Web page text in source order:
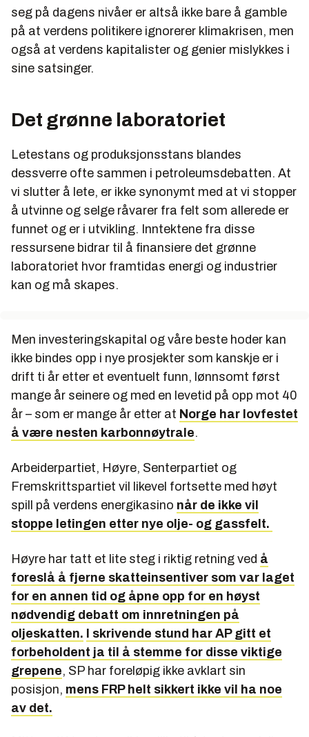
seg på dagens nivåer er altså ikke bare å gamble
på at verdens politikere ignorerer klimakrisen, men
også at verdens kapitalister og genier mislykkes i
sine satsinger.
Det grønne laboratoriet
Letestans og produksjonsstans blandes
dessverre ofte sammen i petroleumsdebatten. At
vi slutter å lete, er ikke synonymt med at vi stopper
å utvinne og selge råvarer fra felt som allerede er
funnet og er i utvikling. Inntektene fra disse
ressursene bidrar til å finansiere det grønne
laboratoriet hvor framtidas energi og industrier
kan og må skapes.
Men investeringskapital og våre beste hoder kan
ikke bindes opp i nye prosjekter som kanskje er i
drift ti år etter et eventuelt funn, lønnsomt først
mange år seinere og med en levetid på opp mot 40
år – som er mange år etter at Norge har lovfestet
å være nesten karbonnøytrale.
Arbeiderpartiet, Høyre, Senterpartiet og
Fremskrittspartiet vil likevel fortsette med høyt
spill på verdens energikasino når de ikke vil
stoppe letingen etter nye olje- og gassfelt.
Høyre har tatt et lite steg i riktig retning ved å
foreslå å fjerne skatteinsentiver som var laget
for en annen tid og åpne opp for en høyst
nødvendig debatt om innretningen på
oljeskatten. I skrivende stund har AP gitt et
forbeholdent ja til å stemme for disse viktige
grepene, SP har foreløpig ikke avklart sin
posisjon, mens FRP helt sikkert ikke vil ha noe
av det.